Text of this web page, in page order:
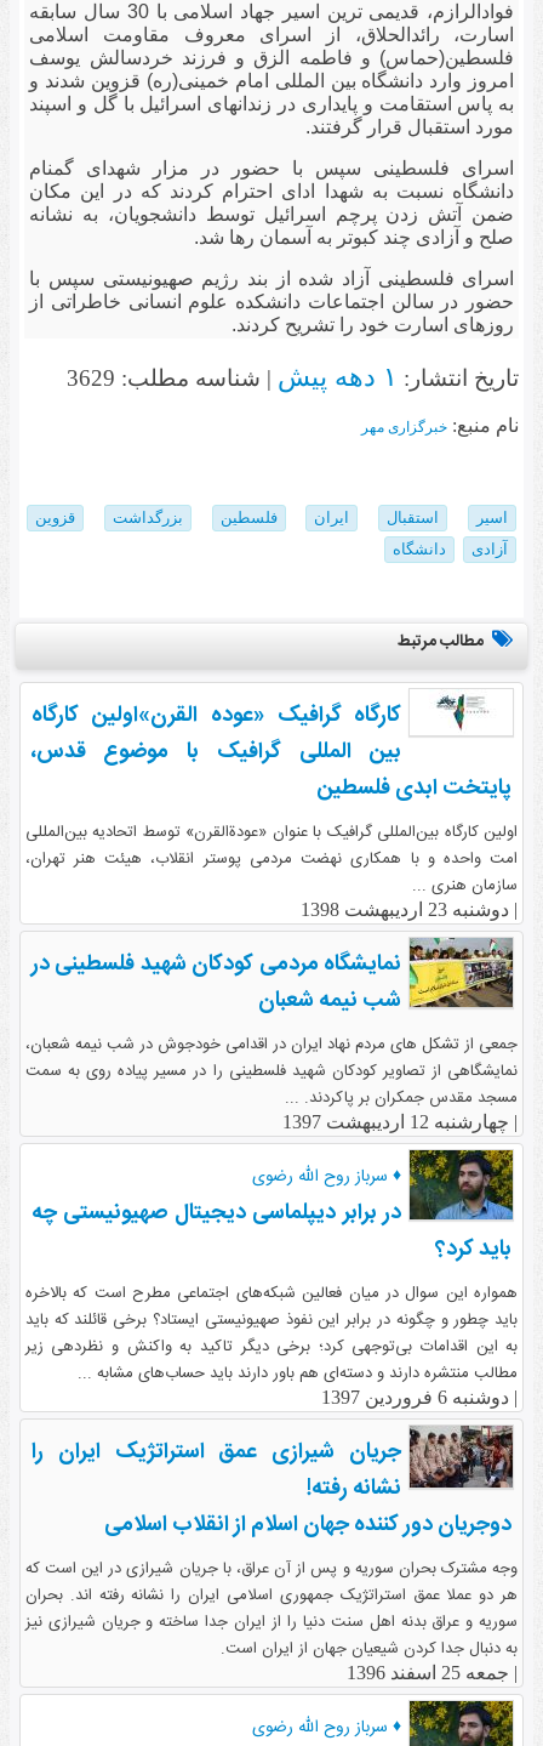
فوادالرازم، قدیمی ترین اسیر جهاد اسلامی با 30 سال سابقه
اسارت، رائدالحلاق، از اسرای معروف مقاومت اسلامی
فلسطین(حماس) و فاطمه الزق و فرزند خردسالش یوسف
امروز وارد دانشگاه بین المللی امام خمینی(ره) قزوین شدند و
به پاس استقامت و پایداری در زندانهای اسرائیل با گل و اسپند
مورد استقبال قرار گرفتند.
اسرای فلسطینی سپس با حضور در مزار شهدای گمنام
دانشگاه نسبت به شهدا ادای احترام کردند که در این مکان
ضمن آتش زدن پرچم اسرائیل توسط دانشجویان، به نشانه
صلح و آزادی چند کبوتر به آسمان رها شد.
اسرای فلسطینی آزاد شده از بند رژیم صهیونیستی سپس با
حضور در سالن اجتماعات دانشکده علوم انسانی خاطراتی از
روزهای اسارت خود را تشریح کردند.
تاریخ انتشار: ۱ دهه پیش | شناسه مطلب: 3629
نام منبع: خبرگزاری مهر
اسیر استقبال ایران فلسطین بزرگداشت
قزوین
آزادی
دانشگاه
مطالب مرتبط
کارگاه گرافیک «عوده القرن»اولین کارگاه
بین المللی گرافیک با موضوع قدس،
پایتخت ابدی فلسطین
اولین کارگاه بین‌المللی گرافیک با عنوان «عودةالقرن» توسط اتحادیه بین‌المللی
امت واحده و با همکاری نهضت مردمی پوستر انقلاب، هیئت هنر تهران،
سازمان هنری ...
| دوشنبه 23 اردیبهشت 1398
نمایشگاه مردمی کودکان شهید فلسطینی در
شب نیمه شعبان
جمعی از تشکل های مردم نهاد ایران در اقدامی خودجوش در شب نیمه شعبان،
نمایشگاهی از تصاویر کودکان شهید فلسطینی را در مسیر پیاده روی به سمت
مسجد مقدس جمکران بر پاکردند. ...
| چهارشنبه 12 اردیبهشت 1397
♦ سرباز روح الله رضوی
در برابر دیپلماسی دیجیتال صهیونیستی چه
باید کرد؟
همواره این سوال در میان فعالین شبکه‌های اجتماعی مطرح است که بالاخره
باید چطور و چگونه در برابر این نفوذ صهیونیستی ایستاد؟ برخی قائلند که باید
به این اقدامات بی‌توجهی کرد؛ برخی دیگر تاکید به واکنش و نظردهی زیر
مطالب منتشره دارند و دسته‌ای هم باور دارند باید حساب‌های مشابه ...
| دوشنبه 6 فروردین 1397
جریان شیرازی عمق استراتژیک ایران را
نشانه رفته!
دوجریان دور کننده جهان اسلام از انقلاب اسلامی
وجه مشترک بحران سوریه و پس از آن عراق، با جریان شیرازی در این است که
هر دو عملا عمق استراتژیک جمهوری اسلامی ایران را نشانه رفته اند. بحران
سوریه و عراق بدنه اهل سنت دنیا را از ایران جدا ساخته و جریان شیرازی نیز
به دنبال جدا کردن شیعیان جهان از ایران است.
| جمعه 25 اسفند 1396
♦ سرباز روح الله رضوی